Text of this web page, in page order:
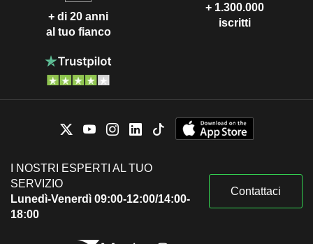
+ di 20 anni
al tuo fianco
+ 1.300.000
iscritti
I NOSTRI ESPERTI AL TUO
SERVIZIO
Lunedì-Venerdì 09:00-12:00/14:00-
18:00
Contattaci